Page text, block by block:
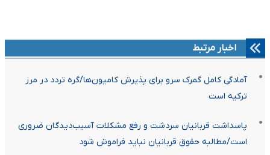
اخبار مرتبط
آمادگی کامل گمرک سرو برای پذیرش کامیون‌ها/گره تردد در مرز
ترکیه است
پاسداشت قربانیان سردشت و رفع مشکلات آسیب‌دیدگان ضروری
است/مطالبه حقوق قربانیان نباید فراموش شود